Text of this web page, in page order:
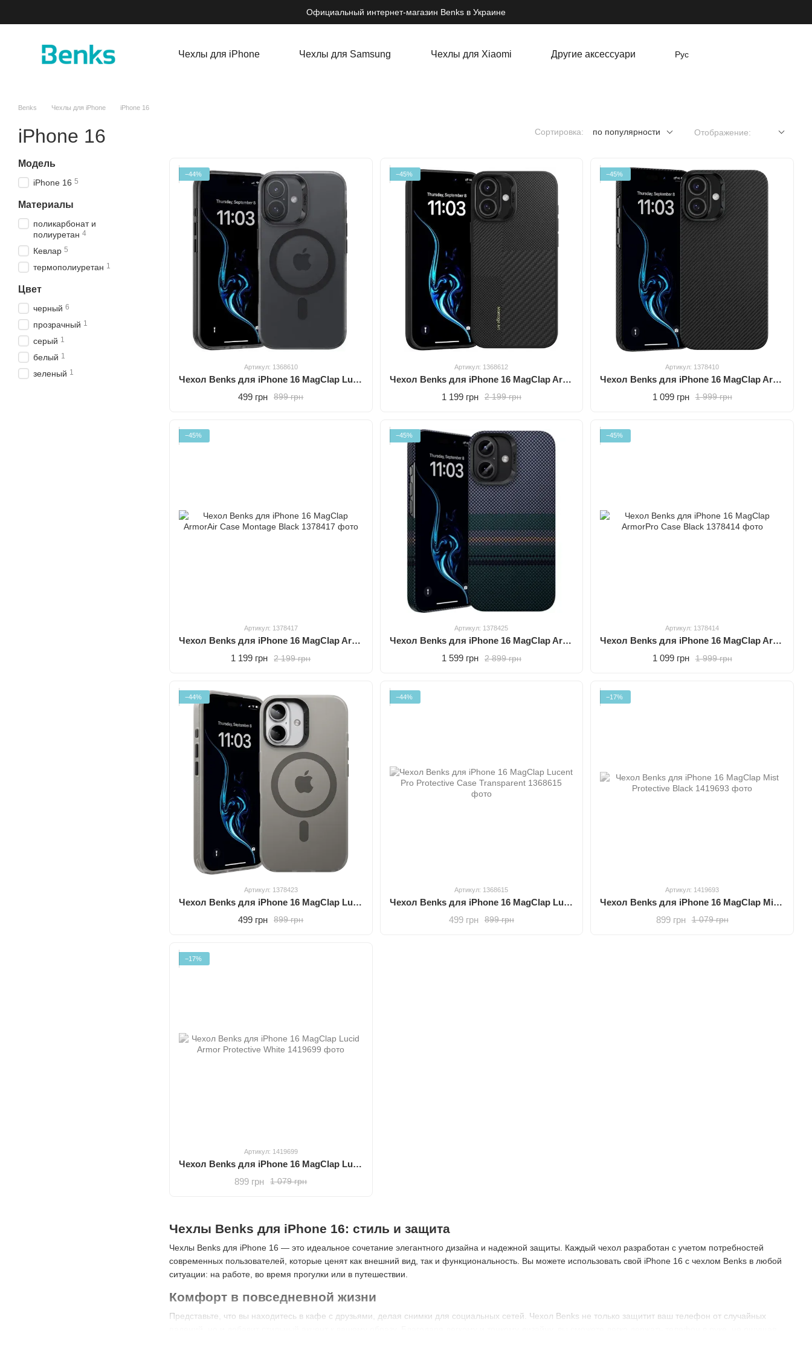
Официальный интернет-магазин Benks в Украине
Чехлы для iPhone Чехлы для Samsung Чехлы для Xiaomi Другие аксессуари Рус
Benks Чехлы для iPhone iPhone 16
iPhone 16 Сортировка: по популярности Отображение:
Чехлы Benks для iPhone 16: стиль и защита
Чехлы Benks для iPhone 16 — это идеальное сочетание элегантного дизайна и надежной защиты. Каждый чехол разработан с учетом потребностей
современных пользователей, которые ценят как внешний вид, так и функциональность. Вы можете использовать свой iPhone 16 с чехлом Benks в любой
ситуации: на работе, во время прогулки или в путешествии.
Комфорт в повседневной жизни
Представьте, что вы находитесь в кафе с друзьями, делая снимки для социальных сетей. Чехол Benks не только защитит ваш телефон от случайных
−44%
Артикул: 1368610
Чехол Benks для iPhone 16 MagClap Lucid Armor Protective Black
899 грн
499 грн
−45%
Артикул: 1368612
Чехол Benks для iPhone 16 MagClap ArmorPro Case Montage Black
2 199 грн
1 199 грн
−45%
Артикул: 1378410
Чехол Benks для iPhone 16 MagClap ArmorAir Case Black
1 999 грн
1 099 грн
−45%
Артикул: 1378417
Чехол Benks для iPhone 16 MagClap ArmorAir Case Montage Black
2 199 грн
1 199 грн
−45%
Артикул: 1378425
Чехол Benks для iPhone 16 MagClap ArmorAir Case Aurora
2 899 грн
1 599 грн
−45%
Артикул: 1378414
Чехол Benks для iPhone 16 MagClap ArmorPro Case Black
1 999 грн
1 099 грн
−44%
Артикул: 1378423
Чехол Benks для iPhone 16 MagClap Lucid Armor Protective Grey
899 грн
499 грн
−44%
Артикул: 1368615
Чехол Benks для iPhone 16 MagClap Lucent Pro Protective Case Transparent
899 грн
499 грн
−17%
Артикул: 1419693
Чехол Benks для iPhone 16 MagClap Mist Protective Black
1 079 грн
899 грн
−17%
Артикул: 1419699
Чехол Benks для iPhone 16 MagClap Lucid Armor Protective White
1 079 грн
899 грн
Модель
iPhone 16 5
Материалы
поликарбонат и
полиуретан 4
Кевлар 5
термополиуретан 1
Цвет
черный 6
прозрачный 1
серый 1
белый 1
зеленый 1